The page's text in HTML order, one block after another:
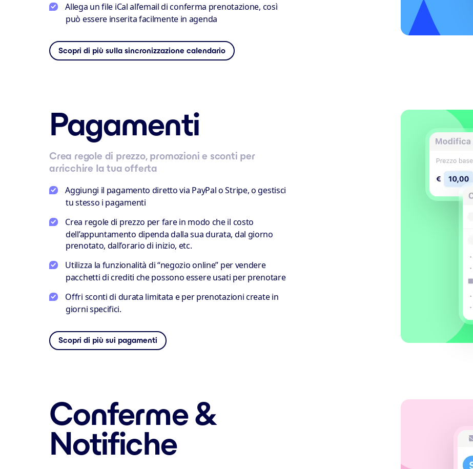
Allega un file iCal all’email di conferma prenotazione, così
può essere inserita facilmente in agenda
Scopri di più sulla sincronizzazione calendario
Pagamenti
Crea regole di prezzo, promozioni e sconti per
arricchire la tua offerta
Aggiungi il pagamento diretto via PayPal o Stripe, o gestisci
tu stesso i pagamenti
Crea regole di prezzo per fare in modo che il costo
dell’appuntamento dipenda dalla sua durata, dal giorno
prenotato, dall’orario di inizio, etc.
Utilizza la funzionalità di “negozio online” per vendere
pacchetti di crediti che possono essere usati per prenotare
Offri sconti di durata limitata e per prenotazioni create in
giorni specifici.
Scopri di più sui pagamenti
Conferme &
Notifiche